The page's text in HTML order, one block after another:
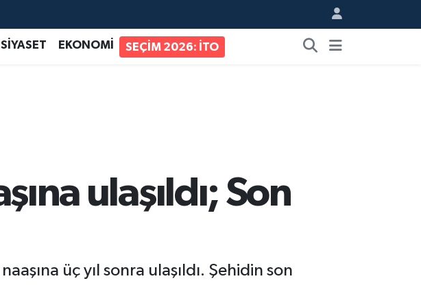
SİYASET EKONOMİ SEÇİM 2026: İTO
ulaşıldı; Son
üç yıl sonra ulaşıldı. Şehidin son